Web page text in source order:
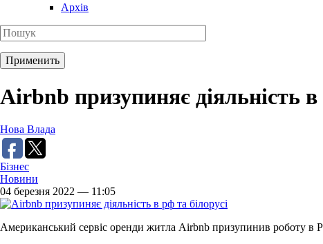
Архів
Airbnb призупиняє діяльність в
Нова Влада
Бізнес
Новини
04 березня 2022 — 11:05
Американський сервіс оренди житла Airbnb призупинив роботу в